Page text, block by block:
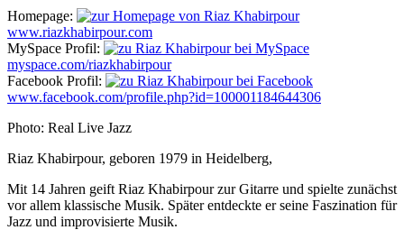
Homepage:
www.riazkhabirpour.com
MySpace Profil:
myspace.com/riazkhabirpour
Facebook Profil:
www.facebook.com/profile.php?id=100001184644306
Photo: Real Live Jazz
Riaz Khabirpour, geboren 1979 in Heidelberg,
Mit 14 Jahren geift Riaz Khabirpour zur Gitarre und spielte zunächst
vor allem klassische Musik. Später entdeckte er seine Faszination für
Jazz und improvisierte Musik.